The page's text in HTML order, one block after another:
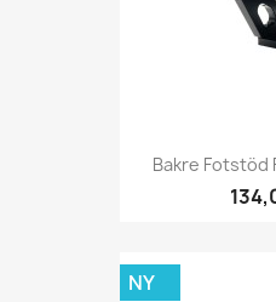
Bakre Fotstöd
NY